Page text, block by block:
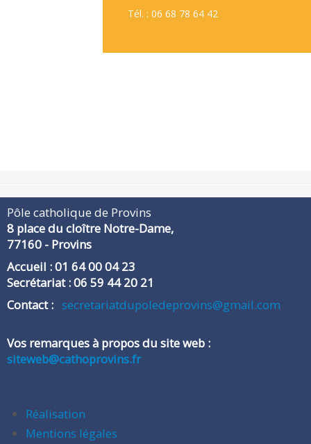
Tél. : 06 68 78 64 42
Pôle catholique de Provins
8 place du cloître Notre-Dame,
​77160 - Provins
Accueil : 01 64 00 04 23
Secrétariat : 06 59 44 20 21
​Contact : secretariatdupoledeprovins@gmail.com
Vos remarques à propos du site web :
siteweb@cathoprovins.fr
Réalisation
Mentions légales